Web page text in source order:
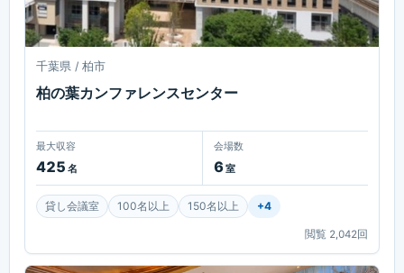
千葉県 / 柏市
柏の葉カンファレンスセンター
最大収容
425 名
会場数
6 室
貸し会議室 100名以上 150名以上 +4
閲覧 2,042回